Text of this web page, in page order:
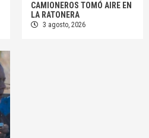
CAMIONEROS TOMÓ AIRE EN
LA RATONERA
3 agosto, 2026